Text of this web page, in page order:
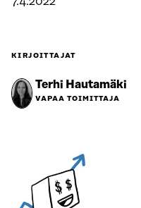
KIRJOITTAJAT
Terhi Hautamäki
VAPAA TOIMITTAJA